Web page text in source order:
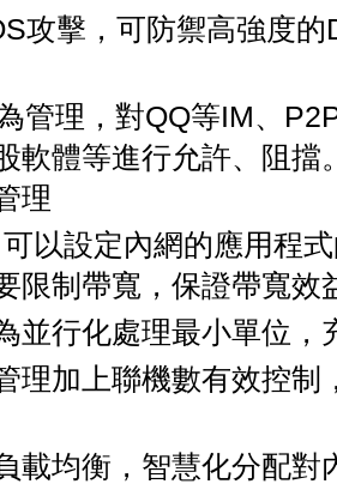
攻擊，可防禦高強度
管理，對QQ等IM、
軟體等進行允許、阻擋
理
以設定內網的應用程
限制帶寬，保證帶寬效
並行化處理最小單位
理加上聯機數有效控
載均衡，智慧化分配對